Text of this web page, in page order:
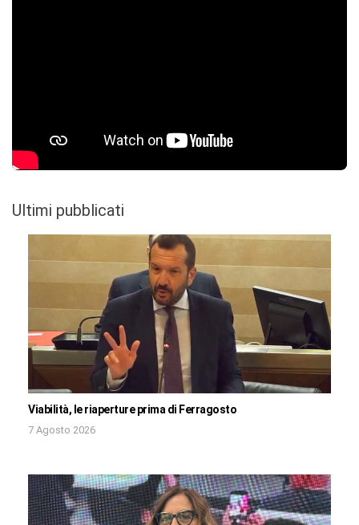
Ultimi pubblicati
Viabilità, le riaperture prima di Ferragosto
7 Agosto 2026